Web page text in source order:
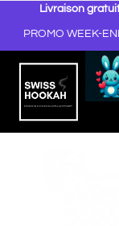
Livraison
PROMO WEEK-